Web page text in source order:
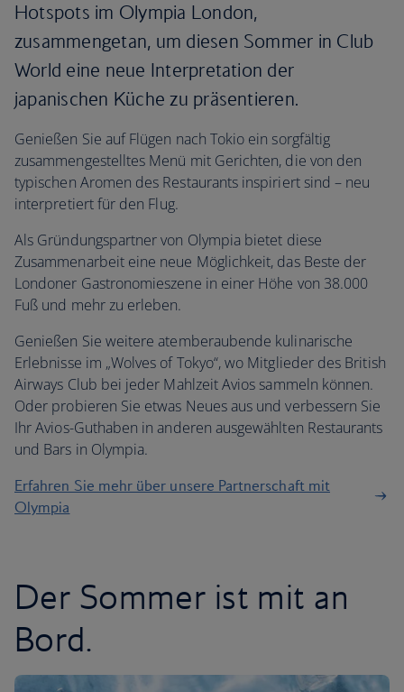
Hotspots im Olympia London,
zusammengetan, um diesen Sommer in Club
World eine neue Interpretation der
japanischen Küche zu präsentieren.
Genießen Sie auf Flügen nach Tokio ein sorgfältig
zusammengestelltes Menü mit Gerichten, die von den
typischen Aromen des Restaurants inspiriert sind – neu
interpretiert für den Flug.
Als Gründungspartner von Olympia bietet diese
Zusammenarbeit eine neue Möglichkeit, das Beste der
Londoner Gastronomieszene in einer Höhe von 38.000
Fuß und mehr zu erleben.
Genießen Sie weitere atemberaubende kulinarische
Erlebnisse im „Wolves of Tokyo“, wo Mitglieder des British
Airways Club bei jeder Mahlzeit Avios sammeln können.
Oder probieren Sie etwas Neues aus und verbessern Sie
Ihr Avios-Guthaben in anderen ausgewählten Restaurants
und Bars in Olympia.
Erfahren Sie mehr über unsere Partnerschaft mit
Olympia
Der Sommer ist mit an
Bord.